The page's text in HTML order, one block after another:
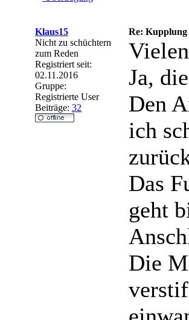
Klaus15
Re: Kupplung
Nicht zu schüchtern
zum Reden
Registriert seit:
02.11.2016
Gruppe:
Registrierte User
Beiträge: 32
Ja,
Den
ich
Das
geht
Die